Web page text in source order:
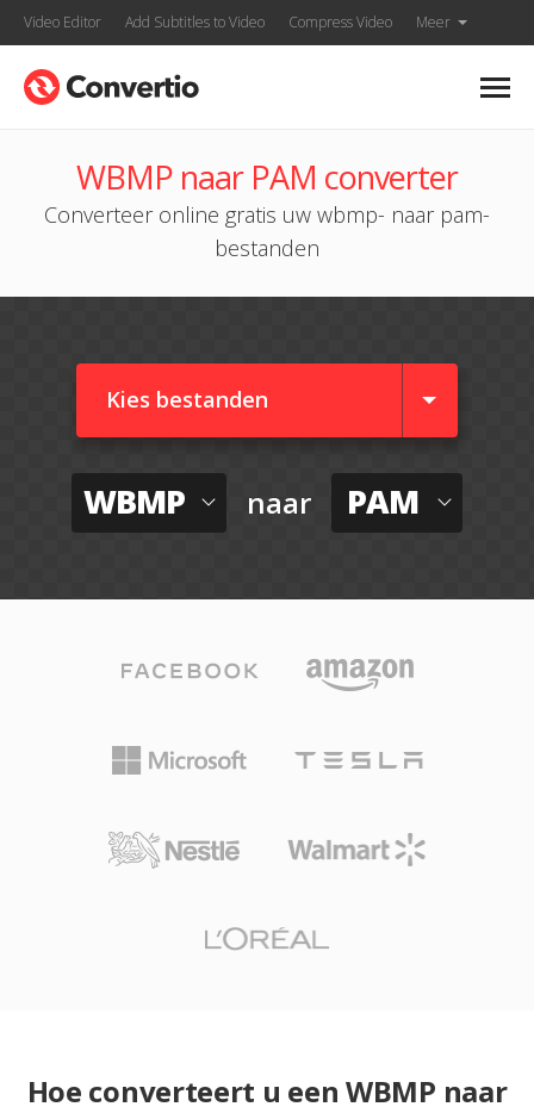
Video Editor Add Subtitles to Video Compress Video Meer
WBMP naar PAM converter
Converteer online gratis uw wbmp- naar pam-
bestanden
Kies bestanden
WBMP naar PAM
Hoe converteert u een WBMP naar